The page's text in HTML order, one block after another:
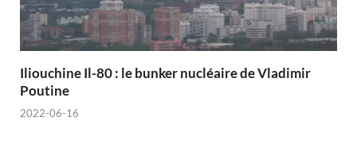
Iliouchine Il-80 : le bunker nucléaire de Vladimir
Poutine
2022-06-16